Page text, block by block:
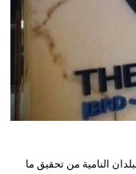
النامية من تحقيق ما